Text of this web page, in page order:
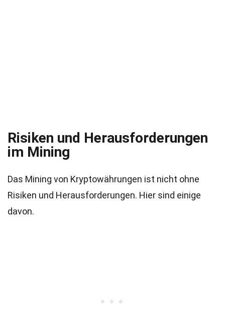
Risiken und Herausforderungen
im Mining
Das Mining von Kryptowährungen ist nicht ohne
Risiken und Herausforderungen. Hier sind einige
davon.